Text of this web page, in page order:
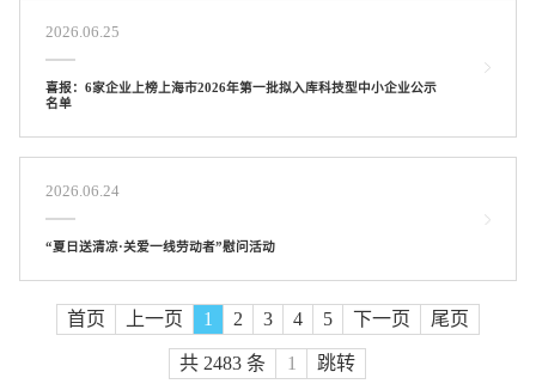
2026.06.25
喜报：6家企业上榜上海市2026年第一批拟入库科技型中小企业公示
名单
2026.06.24
“夏日送清凉·关爱一线劳动者”慰问活动
首页 上一页 1 2 3 4 5 下一页 尾页
共 2483 条 跳转